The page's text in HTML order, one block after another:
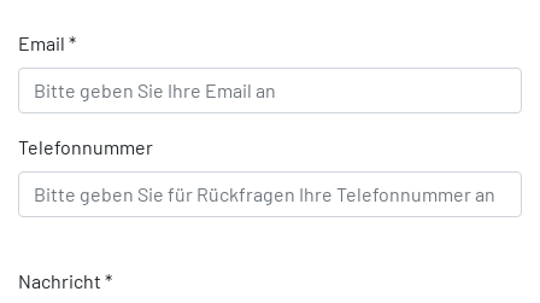
Email *
Telefonnummer
Nachricht *